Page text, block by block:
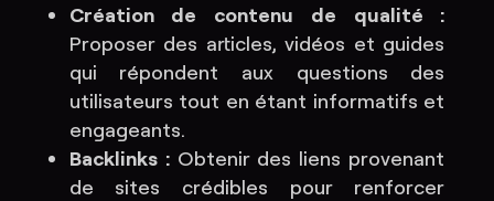
Création de contenu de qualité :
Proposer des articles, vidéos et guides
qui répondent aux questions des
utilisateurs tout en étant informatifs et
engageants.
Backlinks :Obtenir des liens provenant
de sites crédibles pour renforcer